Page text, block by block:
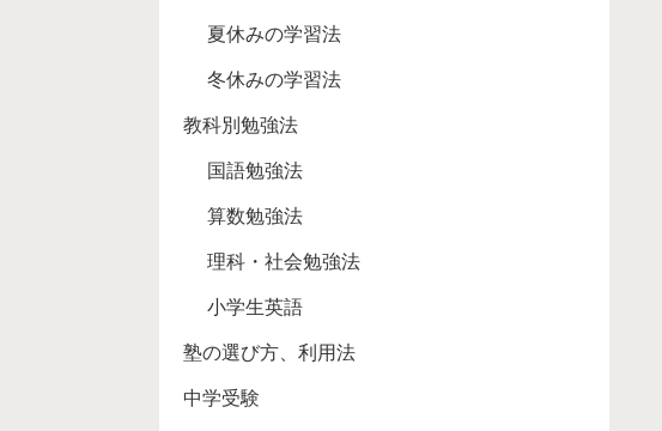
夏休みの学習法
冬休みの学習法
教科別勉強法
国語勉強法
算数勉強法
理科・社会勉強法
小学生英語
塾の選び方、利用法
中学受験